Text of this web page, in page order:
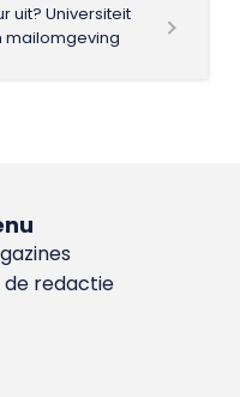
uit? Universiteit
mailomgeving
de redactie